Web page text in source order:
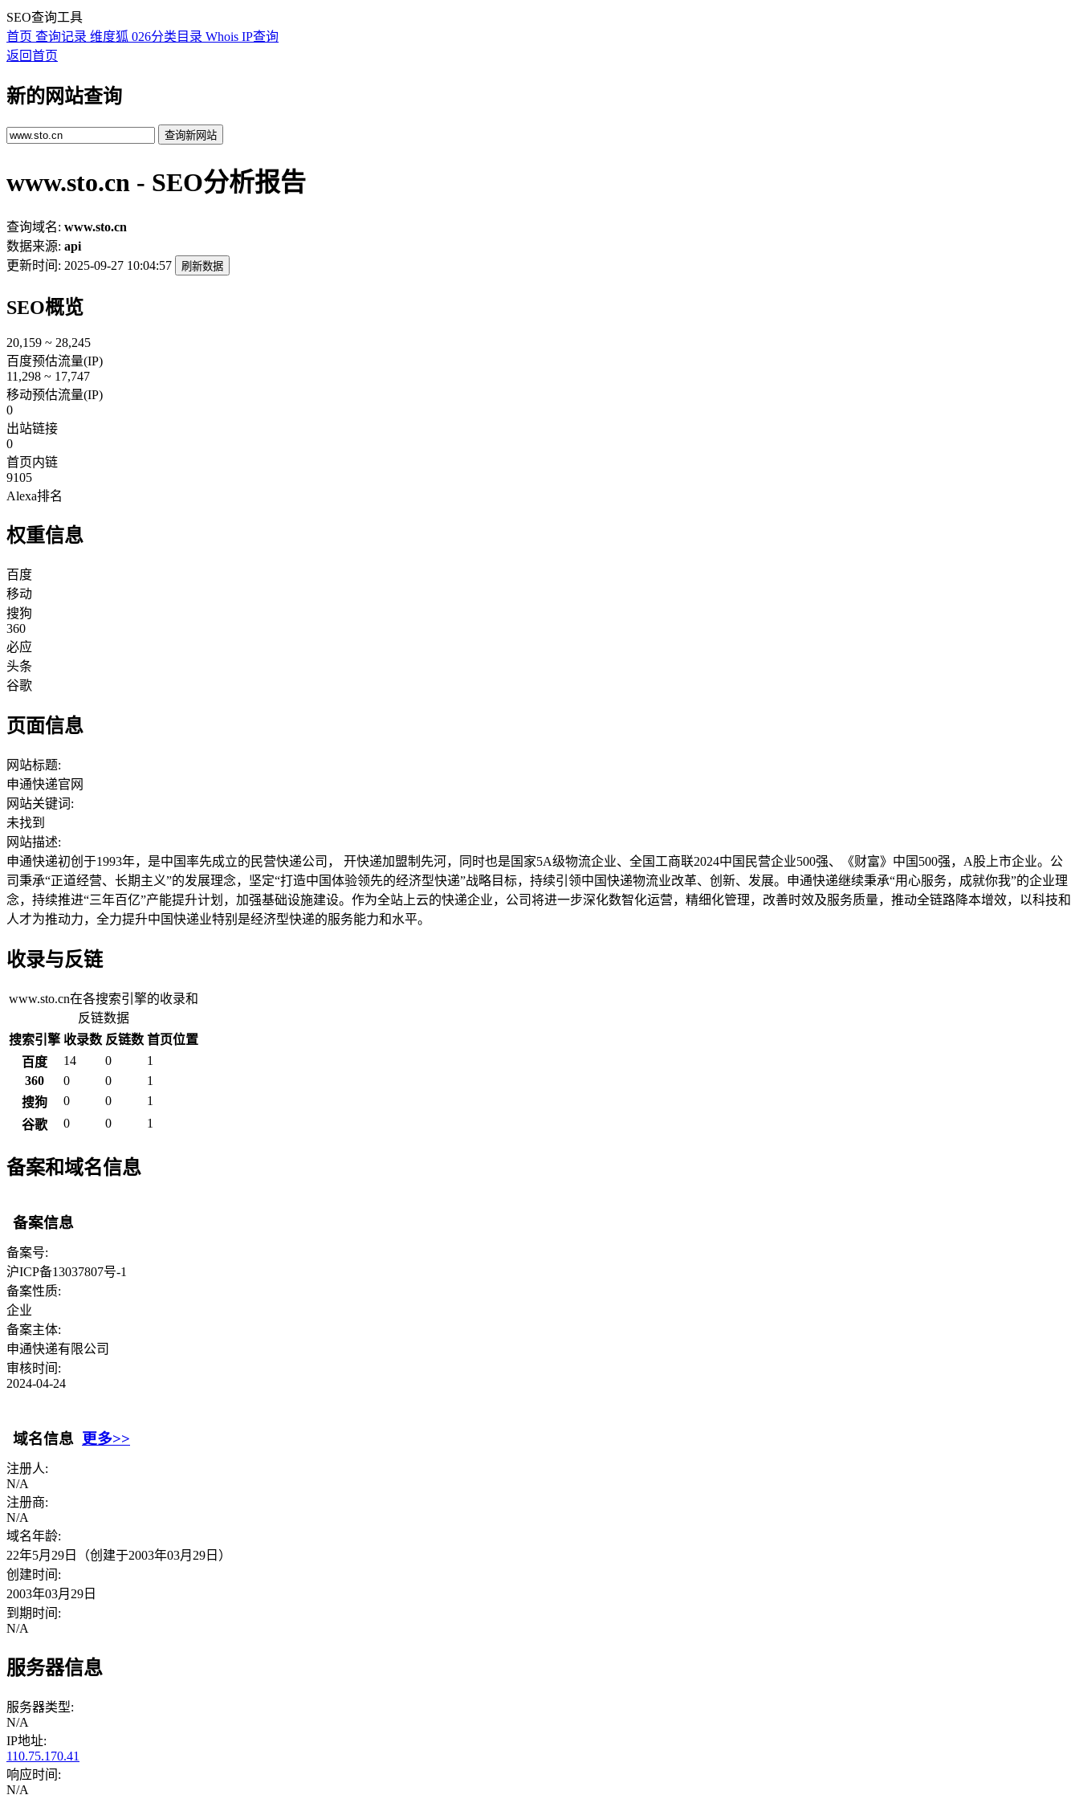
SEO查询工具
首页 查询记录 维度狐 026分类目录 Whois IP查询
返回首页
新的网站查询
查询新网站
www.sto.cn - SEO分析报告
查询域名: www.sto.cn
数据来源: api
更新时间: 2025-09-27 10:04:57 刷新数据
SEO概览
20,159 ~ 28,245
百度预估流量(IP)
11,298 ~ 17,747
移动预估流量(IP)
0
出站链接
0
首页内链
9105
Alexa排名
权重信息
百度
移动
搜狗
360
必应
头条
谷歌
页面信息
网站标题:
申通快递官网
网站关键词:
未找到
网站描述:
申通快递初创于1993年，是中国率先成立的民营快递公司， 开快递加盟制先河，同时也是国家5A级物流企业、全国工商联2024中国民营企业500强、《财富》中国500强，A股上市企业。公
司秉承“正道经营、长期主义”的发展理念，坚定“打造中国体验领先的经济型快递”战略目标，持续引领中国快递物流业改革、创新、发展。申通快递继续秉承“用心服务，成就你我”的企业理
念，持续推进“三年百亿”产能提升计划，加强基础设施建设。作为全站上云的快递企业，公司将进一步深化数智化运营，精细化管理，改善时效及服务质量，推动全链路降本增效，以科技和
人才为推动力，全力提升中国快递业特别是经济型快递的服务能力和水平。
收录与反链
www.sto.cn在各搜索引擎的收录和
反链数据
搜索引擎 收录数 反链数 首页位置
百度
14 0
1
360
0 0
1
搜狗
0 0
1
谷歌
0 0 1
备案和域名信息
备案信息
备案号:
沪ICP备13037807号-1
备案性质:
企业
备案主体:
申通快递有限公司
审核时间:
2024-04-24
域名信息 更多>>
注册人:
N/A
注册商:
N/A
域名年龄:
22年5月29日（创建于2003年03月29日）
创建时间:
2003年03月29日
到期时间:
N/A
服务器信息
服务器类型:
N/A
IP地址:
110.75.170.41
响应时间:
N/A